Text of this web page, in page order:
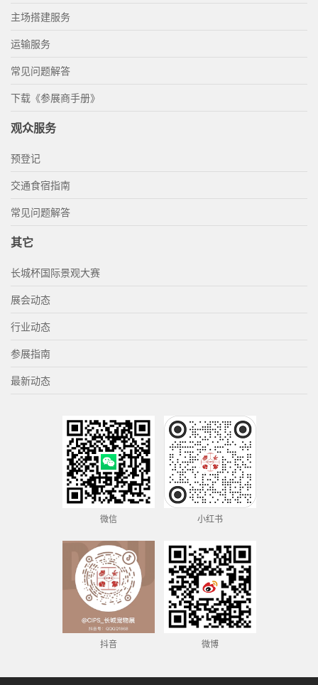
主场搭建服务
运输服务
常见问题解答
下载《参展商手册》
观众服务
预登记
交通食宿指南
常见问题解答
其它
长城杯国际景观大赛
展会动态
行业动态
参展指南
最新动态
微信 小红书
抖音 微博